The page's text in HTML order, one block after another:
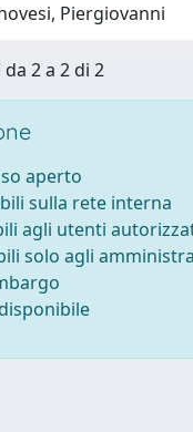
Piergiovanni
2 a 2 di 2
aperto
sulla rete interna
agli utenti
solo agli